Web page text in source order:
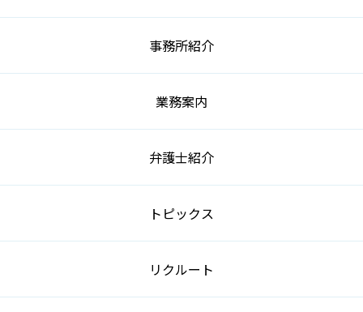
事務所紹介
業務案内
弁護士紹介
トピックス
リクルート